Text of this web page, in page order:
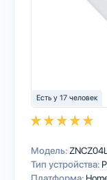
Есть у 17 человек
Модель:
Тип устройства:
Платформа: